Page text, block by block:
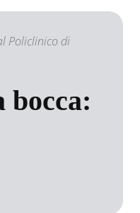
Policlinico di
bocca: